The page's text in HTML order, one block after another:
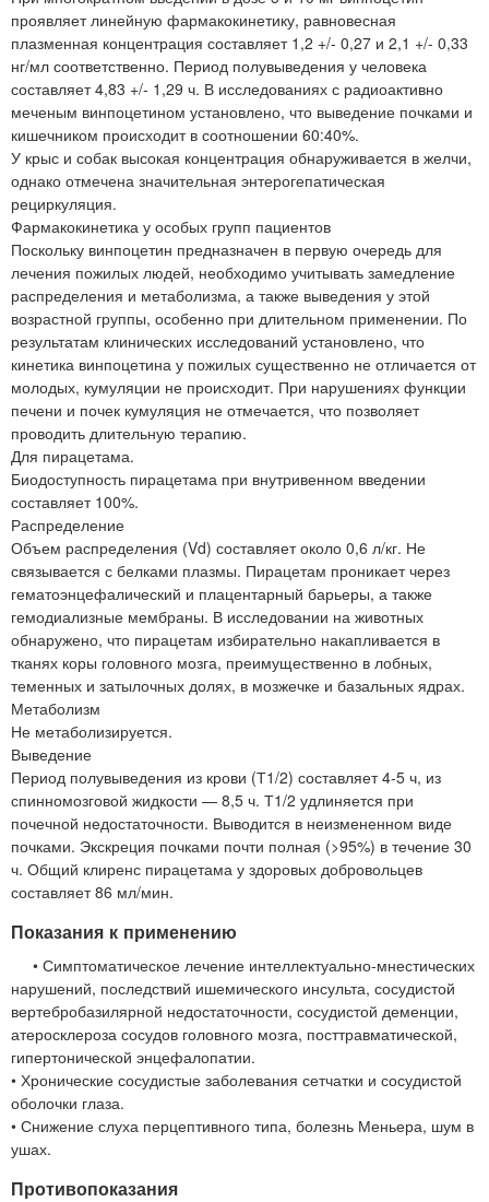
проявляет линейную фармакокинетику, равновесная
плазменная концентрация составляет 1,2 +/- 0,27 и 2,1 +/- 0,33
нг/мл соответственно. Период полувыведения у человека
составляет 4,83 +/- 1,29 ч. В исследованиях с радиоактивно
меченым винпоцетином установлено, что выведение почками и
кишечником происходит в соотношении 60:40%.
У крыс и собак высокая концентрация обнаруживается в желчи,
однако отмечена значительная энтерогепатическая
рециркуляция.
Фармакокинетика у особых групп пациентов
Поскольку винпоцетин предназначен в первую очередь для
лечения пожилых людей, необходимо учитывать замедление
распределения и метаболизма, а также выведения у этой
возрастной группы, особенно при длительном применении. По
результатам клинических исследований установлено, что
кинетика винпоцетина у пожилых существенно не отличается от
молодых, кумуляции не происходит. При нарушениях функции
печени и почек кумуляция не отмечается, что позволяет
проводить длительную терапию.
Для пирацетама.
Биодоступность пирацетама при внутривенном введении
составляет 100%.
Распределение
Объем распределения (Vd) составляет около 0,6 л/кг. Не
связывается с белками плазмы. Пирацетам проникает через
гематоэнцефалический и плацентарный барьеры, а также
гемодиализные мембраны. В исследовании на животных
обнаружено, что пирацетам избирательно накапливается в
тканях коры головного мозга, преимущественно в лобных,
теменных и затылочных долях, в мозжечке и базальных ядрах.
Метаболизм
Не метаболизируется.
Выведение
Период полувыведения из крови (Т1/2) составляет 4-5 ч, из
спинномозговой жидкости — 8,5 ч. Т1/2 удлиняется при
почечной недостаточности. Выводится в неизмененном виде
почками. Экскреция почками почти полная (>95%) в течение 30
ч. Общий клиренс пирацетама у здоровых добровольцев
составляет 86 мл/мин.
Показания к применению
• Симптоматическое лечение интеллектуально-мнестических
нарушений, последствий ишемического инсульта, сосудистой
вертебробазилярной недостаточности, сосудистой деменции,
атеросклероза сосудов головного мозга, посттравматической,
гипертонической энцефалопатии.
• Хронические сосудистые заболевания сетчатки и сосудистой
оболочки глаза.
• Снижение слуха перцептивного типа, болезнь Меньера, шум в
ушах.
Противопоказания